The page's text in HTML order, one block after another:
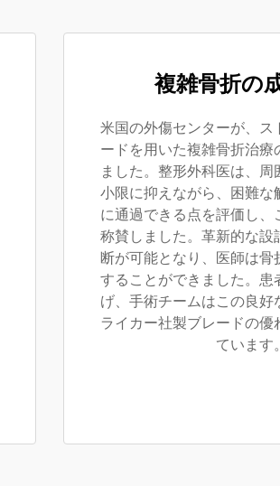
複雑骨折の
米国の外傷センターが、ス
ードを用いた複雑骨折治療
ました。整形外科医は、
小限に抑えながら、困難な
に通過できる点を評価し、
称賛しました。革新的な設
断が可能となり、医師は骨
することができました。患
げ、手術チームはこの良好
ライカー社製ブレードの優
ています。